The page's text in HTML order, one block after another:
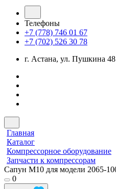
Телефоны
+7 (778) 746 01 67
+7 (702) 526 30 78
г. Астана, ул. Пушкина 48
Главная
Каталог
Компрессорное оборудование
Запчасти к компрессорам
Сапун М10 для модели 2065-
0